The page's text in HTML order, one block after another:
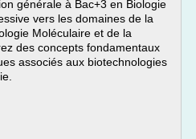
générale à Bac+3 en Biologie
vers les domaines de la
Moléculaire et de la
des concepts fondamentaux
associés aux biotechnologies